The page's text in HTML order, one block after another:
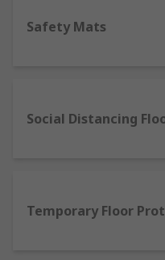
commercial and
available in different
move more easily,
also protecting the
Safety Mats
Social Distancing
Temporary Floor